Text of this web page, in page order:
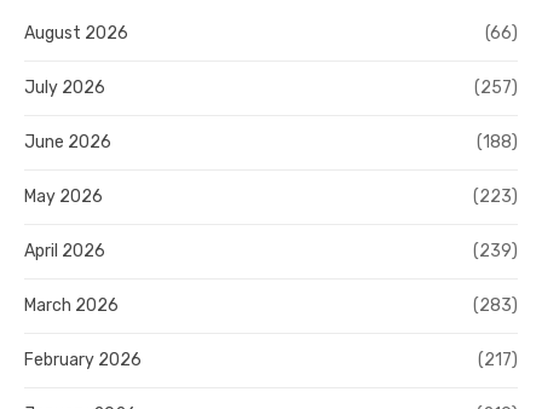
August 2026 (66)
July 2026 (257)
June 2026 (188)
May 2026 (223)
April 2026 (239)
March 2026 (283)
February 2026 (217)